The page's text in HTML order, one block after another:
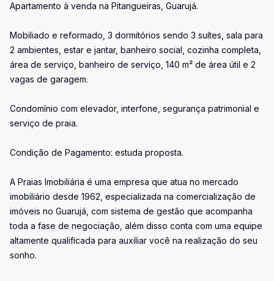
Apartamento à venda na Pitangueiras, Guarujá.
Mobiliado e reformado, 3 dormitórios sendo 3 suítes, sala para
2 ambientes, estar e jantar, banheiro social, cozinha completa,
área de serviço, banheiro de serviço, 140 m² de área útil e 2
vagas de garagem.
Condomínio com elevador, interfone, segurança patrimonial e
serviço de praia.
Condição de Pagamento: estuda proposta.
A Praias Imobiliária é uma empresa que atua no mercado
imobiliário desde 1962, especializada na comercialização de
imóveis no Guarujá, com sistema de gestão que acompanha
toda a fase de negociação, além disso conta com uma equipe
altamente qualificada para auxiliar você na realização do seu
sonho.